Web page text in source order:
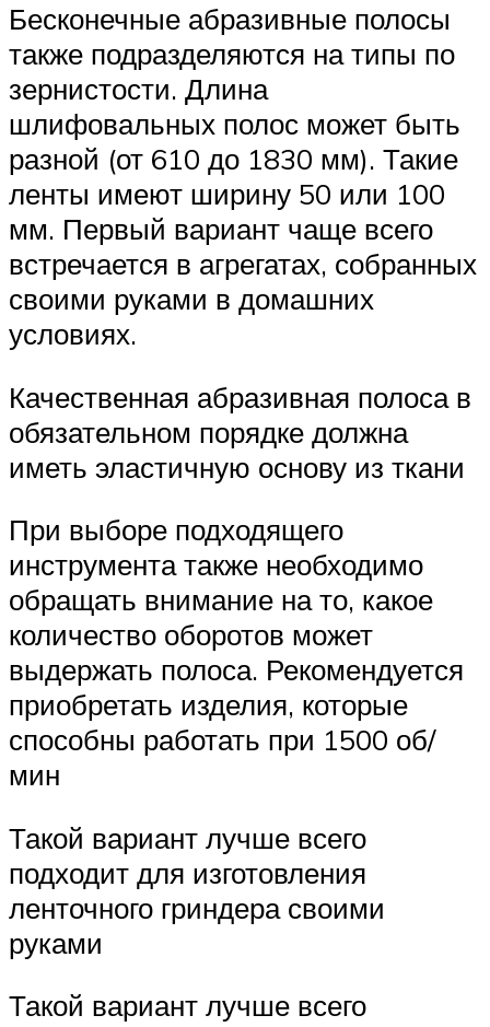
Бесконечные абразивные полосы
также подразделяются на типы по
зернистости. Длина
шлифовальных полос может быть
разной (от 610 до 1830 мм). Такие
ленты имеют ширину 50 или 100
мм. Первый вариант чаще всего
встречается в агрегатах, собранных
своими руками в домашних
условиях.
Качественная абразивная полоса в
обязательном порядке должна
иметь эластичную основу из ткани
При выборе подходящего
инструмента также необходимо
обращать внимание на то, какое
количество оборотов может
выдержать полоса. Рекомендуется
приобретать изделия, которые
способны работать при 1500 об/
мин
Такой вариант лучше всего
подходит для изготовления
ленточного гриндера своими
руками
Такой вариант лучше всего